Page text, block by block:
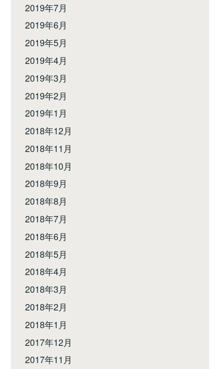
2019年7月
2019年6月
2019年5月
2019年4月
2019年3月
2019年2月
2019年1月
2018年12月
2018年11月
2018年10月
2018年9月
2018年8月
2018年7月
2018年6月
2018年5月
2018年4月
2018年3月
2018年2月
2018年1月
2017年12月
2017年11月